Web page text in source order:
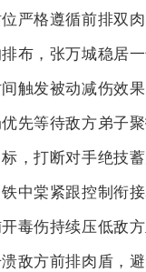
严格遵循前排双
布，张万城稳居
触发被动减伤效
先等待敌方弟子
，打断对手绝技
中棠紧跟控制衔
毒伤持续压低敌
敌方前排肉盾，